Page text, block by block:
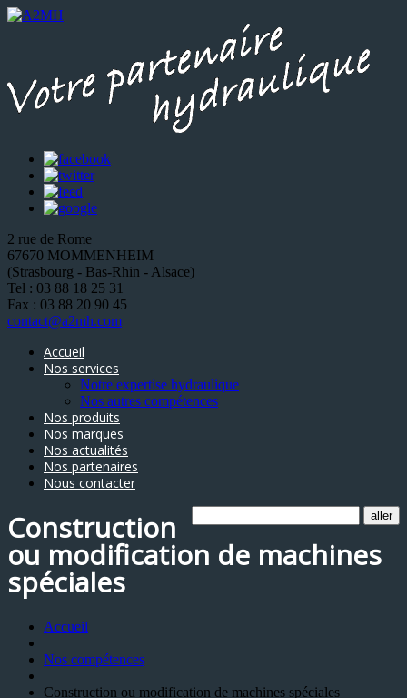
2 rue de Rome
67670 MOMMENHEIM
(Strasbourg - Bas-Rhin - Alsace)
Tel : 03 88 18 25 31
Fax : 03 88 20 90 45
contact@a2mh.com
Accueil
Nos services
Notre expertise hydraulique
Nos autres compétences
Nos produits
Nos marques
Nos actualités
Nos partenaires
Nous contacter
Construction
ou modification de machines
spéciales
Accueil
Nos compétences
Construction ou modification de machines spéciales